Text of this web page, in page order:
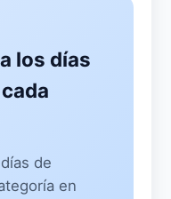
los días
de
en